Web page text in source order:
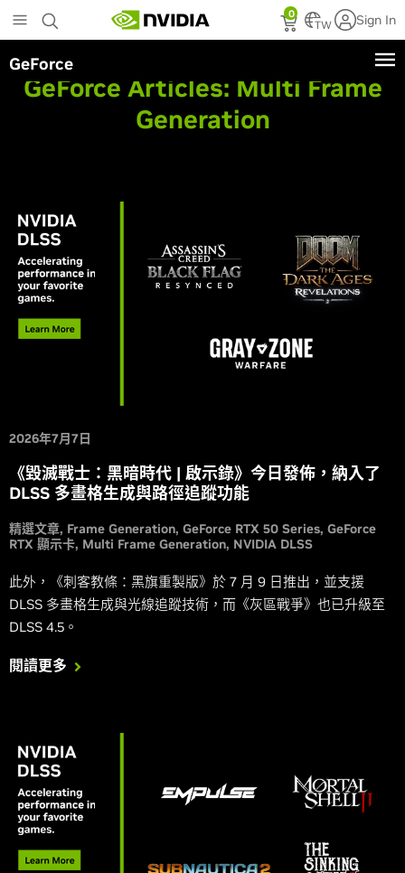
to
main
content
0
TW Sign In
GeForce
GeForce Articles: Multi Frame
Generation
2026年7月7日
《毀滅戰士：黑暗時代 | 啟示錄》今日發佈，納入了
DLSS 多畫格生成與路徑追蹤功能
精選文章 Frame Generation GeForce RTX 50 Series GeForce
RTX 顯示卡 Multi Frame Generation NVIDIA DLSS
此外，《刺客教條：黑旗重製版》於 7 月 9 日推出，並支援
DLSS 多畫格生成與光線追蹤技術，而《灰區戰爭》也已升級至
DLSS 4.5。
閱讀更多